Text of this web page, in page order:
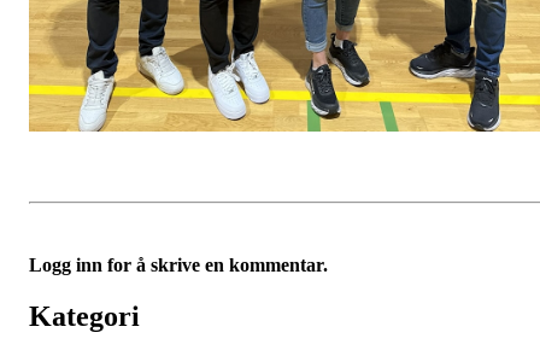
Logg inn for å skrive en kommentar.
Kategori